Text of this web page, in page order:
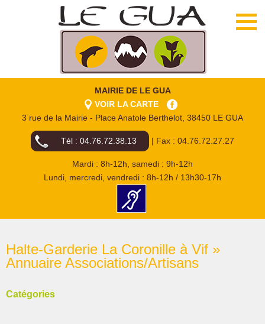
MAIRIE DE LE GUA
VOIR LA CARTE
3 rue de la Mairie - Place Anatole Berthelot, 38450 LE GUA
Tél : 04.76.72.38.13 | Fax : 04.76.72.27.27
Mardi : 8h-12h, samedi : 9h-12h
Lundi, mercredi, vendredi : 8h-12h / 13h30-17h
Halte-Garderie La Coronille à Vif »
Annuaire Associations/Artisans
Catégories